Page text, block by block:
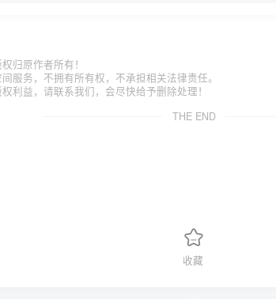
归原作者所有！
服务，不拥有所有权，不承担相关法律责任。
利益，请联系我们，会尽快给予删除处理！
THE END
收藏